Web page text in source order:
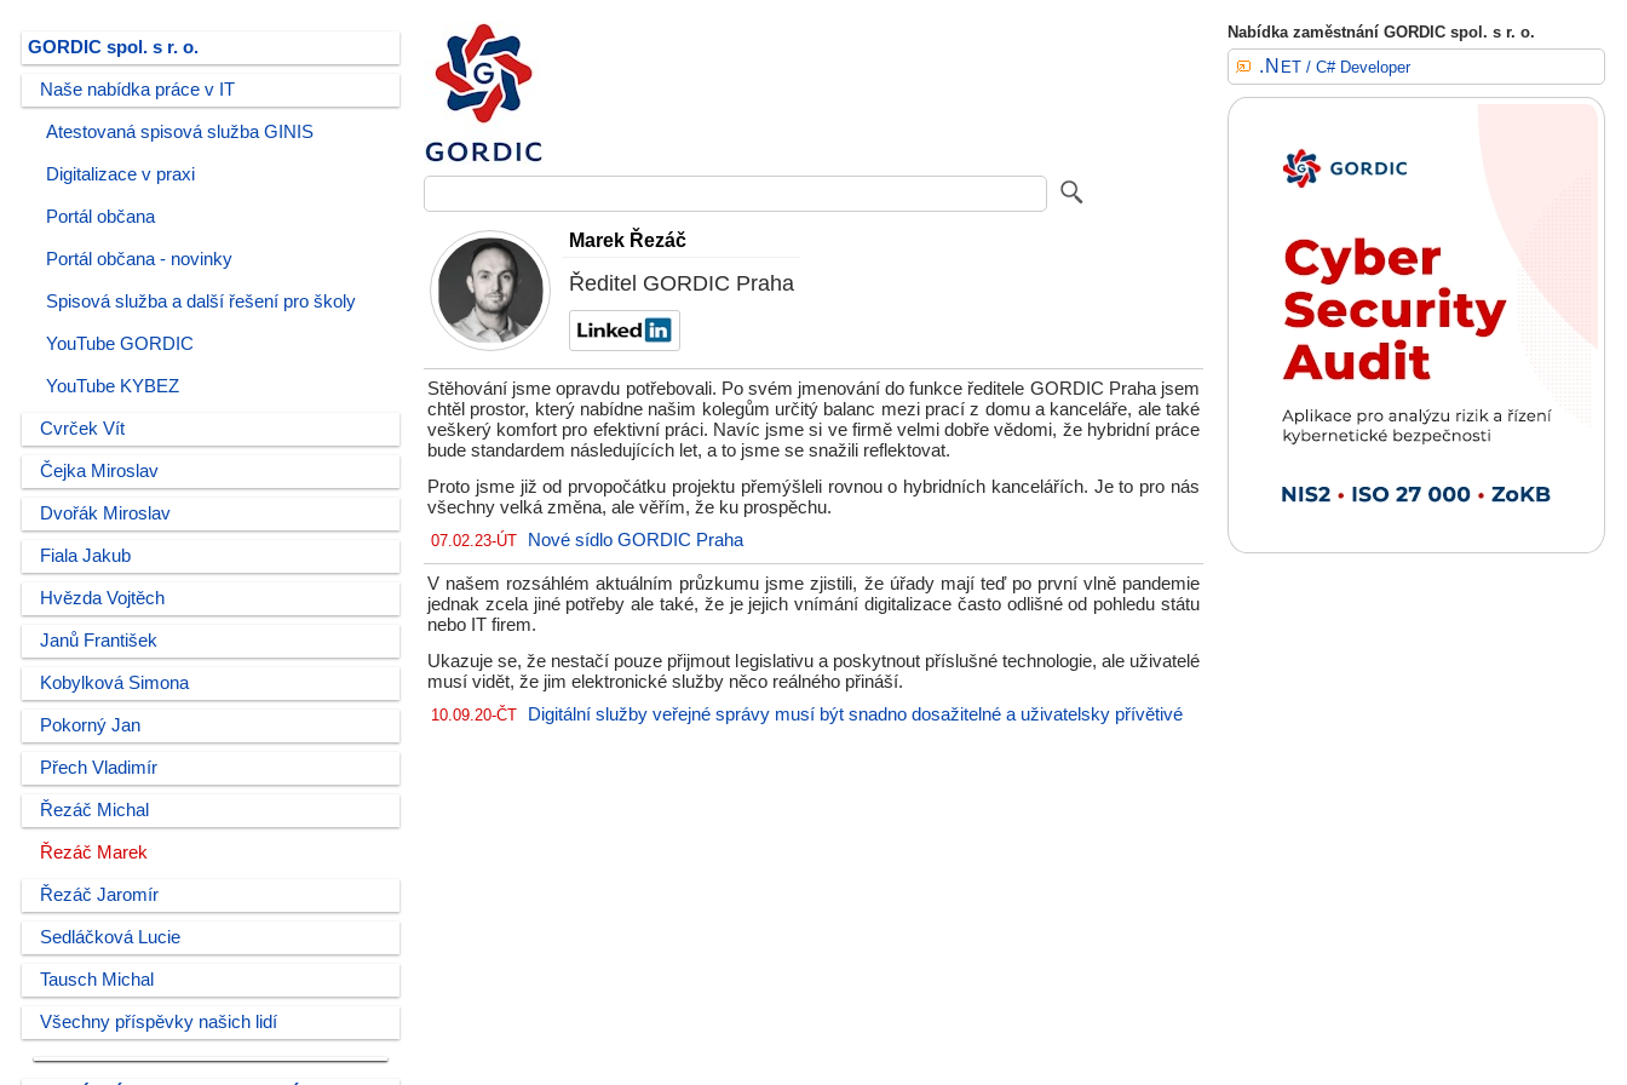
GORDIC spol. s r. o.
Naše nabídka práce v IT
Atestovaná spisová služba GINIS
Digitalizace v praxi
Portál občana
Portál občana - novinky
Spisová služba a další řešení pro školy
YouTube GORDIC
YouTube KYBEZ
Cvrček Vít
Čejka Miroslav
Dvořák Miroslav
Fiala Jakub
Hvězda Vojtěch
Janů František
Kobylková Simona
Pokorný Jan
Přech Vladimír
Řezáč Michal
Řezáč Marek
Řezáč Jaromír
Sedláčková Lucie
Tausch Michal
Všechny příspěvky našich lidí
Marek Řezáč
Ředitel GORDIC Praha
Stěhování jsme opravdu potřebovali. Po svém jmenování do funkce ředitele GORDIC Praha jsem
chtěl prostor, který nabídne našim kolegům určitý balanc mezi prací z domu a kanceláře, ale také
veškerý komfort pro efektivní práci. Navíc jsme si ve firmě velmi dobře vědomi, že hybridní práce
bude standardem následujících let, a to jsme se snažili reflektovat.
Proto jsme již od prvopočátku projektu přemýšleli rovnou o hybridních kancelářích. Je to pro nás
všechny velká změna, ale věřím, že ku prospěchu.
07.02.23-ÚT Nové sídlo GORDIC Praha
V našem rozsáhlém aktuálním průzkumu jsme zjistili, že úřady mají teď po první vlně pandemie
jednak zcela jiné potřeby ale také, že je jejich vnímání digitalizace často odlišné od pohledu státu
nebo IT firem.
Ukazuje se, že nestačí pouze přijmout legislativu a poskytnout příslušné technologie, ale uživatelé
musí vidět, že jim elektronické služby něco reálného přináší.
10.09.20-ČT Digitální služby veřejné správy musí být snadno dosažitelné a uživatelsky přívětivé
Nabídka zaměstnání GORDIC spol. s r. o.
.NET / C# Developer